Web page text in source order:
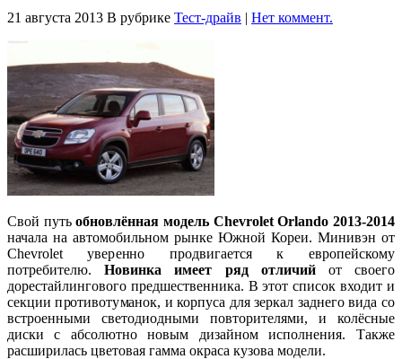
21 августа 2013 В рубрике Тест-драйв | Нет коммент.
Свой путьобновлённая модель Chevrolet Orlando 2013-2014
начала на автомобильном рынке Южной Кореи. Минивэн от
Chevrolet уверенно продвигается к европейскому
потребителю. Новинка имеет ряд отличийот своего
дорестайлингового предшественника. В этот список входит и
секции противотуманок, и корпуса для зеркал заднего вида со
встроенными светодиодными повторителями, и колёсные
диски с абсолютно новым дизайном исполнения. Также
расширилась цветовая гамма окраса кузова модели.